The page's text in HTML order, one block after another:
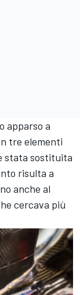
apparso a
tre elementi
stata sostituita
risulta a
anche al
cercava più